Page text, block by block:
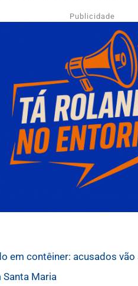
Publicidade
em contêiner: acusados
Maria